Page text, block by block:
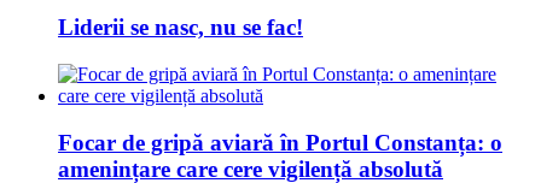
Liderii se nasc, nu se fac!
Focar de gripă aviară în Portul Constanța: o
amenințare care cere vigilență absolută